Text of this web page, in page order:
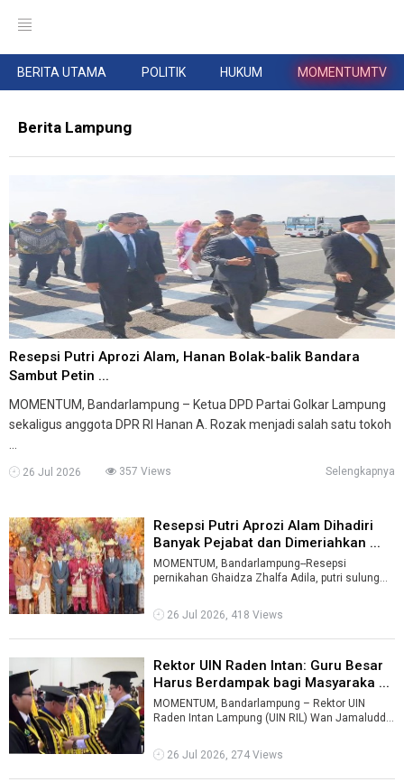
BERITA UTAMA POLITIK HUKUM MOMENTUMTV
Berita Lampung
Resepsi Putri Aprozi Alam, Hanan Bolak-balik Bandara
Sambut Petin ...
MOMENTUM, Bandarlampung – Ketua DPD Partai Golkar Lampung
sekaligus anggota DPR RI Hanan A. Rozak menjadi salah satu tokoh
26 Jul 2026 357 Views Selengkapnya
Resepsi Putri Aprozi Alam Dihadiri
Banyak Pejabat dan Dimeriahkan ...
MOMENTUM, Bandarlampung--Resepsi
pernikahan Ghaidza Zhalfa Adila, putri sulung
...
26 Jul 2026, 418 Views
Rektor UIN Raden Intan: Guru Besar
Harus Berdampak bagi Masyaraka ...
MOMENTUM, Bandarlampung – Rektor UIN
Raden Intan Lampung (UIN RIL) Wan Jamaluddin
26 Jul 2026, 274 Views